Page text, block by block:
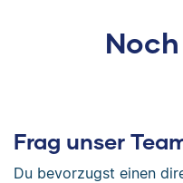
Frag unser
Du bevorzugst einen